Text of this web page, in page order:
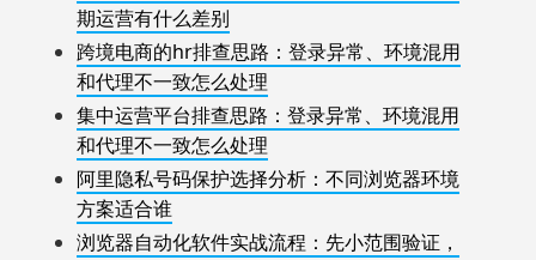
期运营有什么差别
跨境电商的hr排查思路：登录异常、环境混用
和代理不一致怎么处理
集中运营平台排查思路：登录异常、环境混用
和代理不一致怎么处理
阿里隐私号码保护选择分析：不同浏览器环境
方案适合谁
浏览器自动化软件实战流程：先小范围验证，